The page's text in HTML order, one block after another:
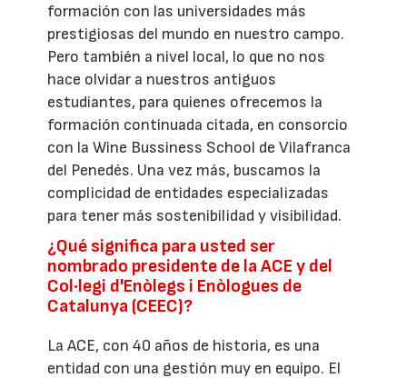
formación con las universidades más
prestigiosas del mundo en nuestro campo.
Pero también a nivel local, lo que no nos
hace olvidar a nuestros antiguos
estudiantes, para quienes ofrecemos la
formación continuada citada, en consorcio
con la Wine Bussiness School de Vilafranca
del Penedés. Una vez más, buscamos la
complicidad de entidades especializadas
para tener más sostenibilidad y visibilidad.
¿Qué significa para usted ser
nombrado presidente de la ACE y del
Col·legi d'Enòlegs i Enòlogues de
Catalunya (CEEC)?
La ACE, con 40 años de historia, es una
entidad con una gestión muy en equipo. El